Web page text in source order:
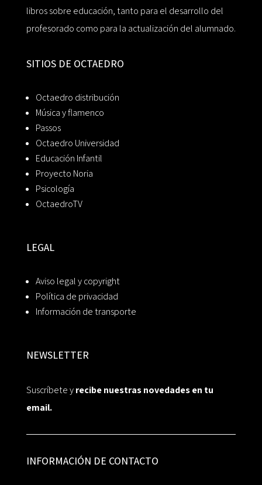
libros sobre educación, tanto para el desarrollo del
profesorado como para la actualización del alumnado.
SITIOS DE OCTAEDRO
Octaedro distribución
Música y flamenco
Passos
Octaedro Universidad
Educación Infantil
Proyecto Noria
Psicología
OctaedroTV
LEGAL
Aviso legal y copyright
Política de privacidad
Información de transporte
NEWSLETTER
Suscríbete yrecibe nuestras novedades en tu
email.
INFORMACIÓN DE CONTACTO